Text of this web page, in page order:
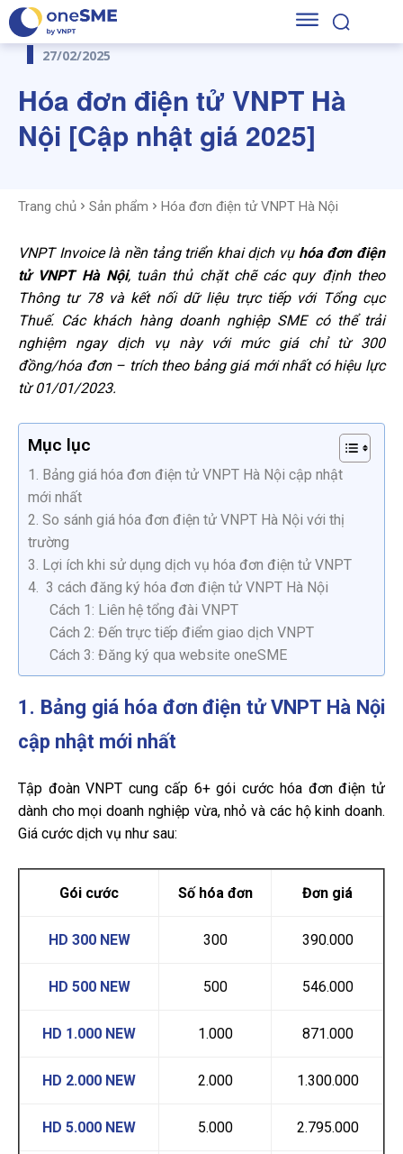
27/02/2025
Hóa đơn điện tử VNPT Hà
Nội [Cập nhật giá 2025]
Trang chủ Sản phẩm Hóa đơn điện tử VNPT Hà Nội
VNPT Invoice là nền tảng triển khai dịch vụ hóa đơn điện
tử VNPT Hà Nội, tuân thủ chặt chẽ các quy định theo
Thông tư 78 và kết nối dữ liệu trực tiếp với Tổng cục
Thuế. Các khách hàng doanh nghiệp SME có thể trải
nghiệm ngay dịch vụ này với mức giá chỉ từ 300
đồng/hóa đơn – trích theo bảng giá mới nhất có hiệu lực
từ 01/01/2023.
Mục lục
1. Bảng giá hóa đơn điện tử VNPT Hà Nội cập nhật
mới nhất
2. So sánh giá hóa đơn điện tử VNPT Hà Nội với thị
trường
3. Lợi ích khi sử dụng dịch vụ hóa đơn điện tử VNPT
4. 3 cách đăng ký hóa đơn điện tử VNPT Hà Nội
Cách 1: Liên hệ tổng đài VNPT
Cách 2: Đến trực tiếp điểm giao dịch VNPT
Cách 3: Đăng ký qua website oneSME
1. Bảng giá hóa đơn điện tử VNPT Hà Nội
cập nhật mới nhất
Tập đoàn VNPT cung cấp 6+ gói cước hóa đơn điện tử
dành cho mọi doanh nghiệp vừa, nhỏ và các hộ kinh doanh.
Giá cước dịch vụ như sau:
Gói cước Số hóa đơn Đơn giá
HD 300 NEW 300 390.000
HD 500 NEW 500 546.000
HD 1.000 NEW 1.000 871.000
HD 2.000 NEW 2.000 1.300.000
HD 5.000 NEW 5.000 2.795.000